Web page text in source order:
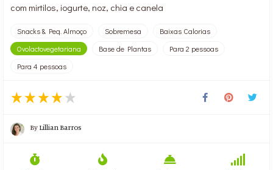
com mirtilos, iogurte, noz, chia e canela
Snacks & Peq. Almoço Sobremesa
Baixas Calorias
Ovolactovegetariana
Base de Plantas
Para 2 pessoas
Para 4 pessoas
ByLillian Barros